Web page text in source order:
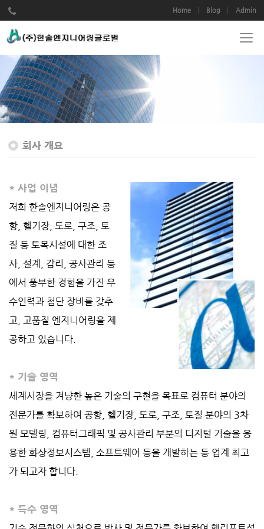
Home Blog Admin
회사 개요
* 사업 이념
저희 한솔엔지니어링은 공
항, 헬기장, 도로, 구조, 토
질 등 토목시설에 대한 조
사, 설계, 감리, 공사관리 등
에서 풍부한 경험을 가진 우
수인력과 첨단 장비를 갖추
고, 고품질 엔지니어링을 제
공하고 있습니다.
* 기술 영역
세계시장을 겨냥한 높은 기술의 구현을 목표로 컴퓨터 분야의
전문가를 확보하여 공항, 헬기장, 도로, 구조, 토질 분야의 3차
원 모델링, 컴퓨터그래픽 및 공사관리 부분의 디지털 기술을 응
용한 화상정보시스템, 소프트웨어 등을 개발하는 등 업계 최고
가 되고자 합니다.
* 특수 영역